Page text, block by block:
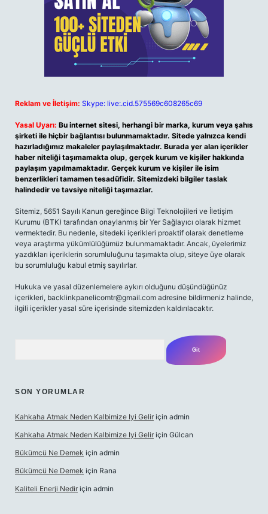
Reklam ve İletişim: Skype: live:.cid.575569c608265c69
Yasal Uyarı: Bu internet sitesi, herhangi bir marka, kurum veya şahıs
şirketi ile hiçbir bağlantısı bulunmamaktadır. Sitede yalnızca kendi
hazırladığımız makaleler paylaşılmaktadır. Burada yer alan içerikler
haber niteliği taşımamakta olup, gerçek kurum ve kişiler hakkında
paylaşım yapılmamaktadır. Gerçek kurum ve kişiler ile isim
benzerlikleri tamamen tesadüfidir. Sitemizdeki bilgiler taslak
halindedir ve tavsiye niteliği taşımazlar.
Sitemiz, 5651 Sayılı Kanun gereğince Bilgi Teknolojileri ve İletişim
Kurumu (BTK) tarafından onaylanmış bir Yer Sağlayıcı olarak hizmet
vermektedir. Bu nedenle, sitedeki içerikleri proaktif olarak denetleme
veya araştırma yükümlülüğümüz bulunmamaktadır. Ancak, üyelerimiz
yazdıkları içeriklerin sorumluluğunu taşımakta olup, siteye üye olarak
bu sorumluluğu kabul etmiş sayılırlar.
Hukuka ve yasal düzenlemelere aykırı olduğunu düşündüğünüz
içerikleri, backlinkpanelicomtr@gmail.com adresine bildirmeniz halinde,
ilgili içerikler yasal süre içerisinde sitemizden kaldırılacaktır.
SON YORUMLAR
Kahkaha Atmak Neden Kalbimize Iyi Gelir için admin
Kahkaha Atmak Neden Kalbimize Iyi Gelir için Gülcan
Bükümcü Ne Demek için admin
Bükümcü Ne Demek için Rana
Kaliteli Enerji Nedir için admin